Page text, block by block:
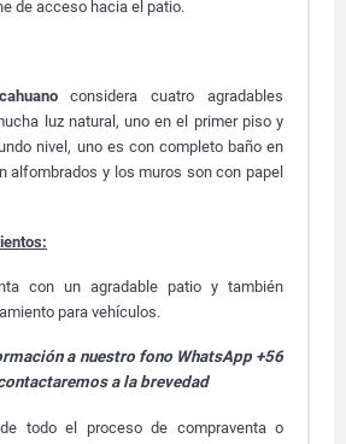
de acceso hacia el patio.
considera cuatro agradables
luz natural, uno en el primer piso y
nivel, uno es con completo baño en
alfombrados y los muros son con papel
con un agradable patio y también
para vehículos.
a nuestro fono WhatsApp +56
a la brevedad
todo el proceso de compraventa o